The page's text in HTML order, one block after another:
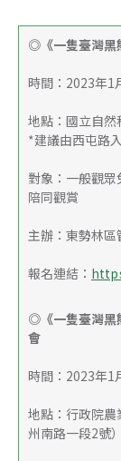
◎《一隻臺灣黑
時間：2023年1
地點：國立自然
*建議由西屯路
對象：一般觀
陪同觀賞
主辦：東勢林區
報名連結：
◎《一隻臺灣黑
會
時間：2023年1
地點：行政院
州南路一段2號）